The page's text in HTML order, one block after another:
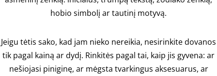
hobio simbolį ar tautinį motyvą.
Jeigu tėtis sako, kad jam nieko nereikia, nesirinkite dovanos
tik pagal kainą ar dydį. Rinkitės pagal tai, kaip jis gyvena: ar
nešiojasi piniginę, ar mėgsta tvarkingus aksesuarus, ar